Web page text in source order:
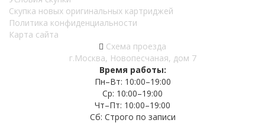
Скупка новых оригинальных картриджей
Политика конфиденциальности
Карта сайта
Схема проезда
г.Москва, Новопесчаная, дом 7
Время работы:
Пн–Вт: 10:00–19:00
Ср: 10:00–19:00
Чт–Пт: 10:00–19:00
Сб: Строго по записи